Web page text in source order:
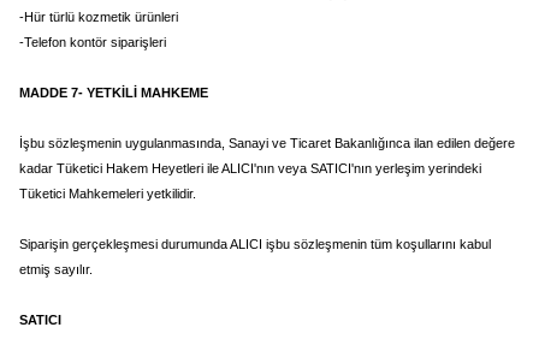
-Hür türlü kozmetik ürünleri
-Telefon kontör siparişleri
MADDE 7- YETKİLİ MAHKEME
İşbu sözleşmenin uygulanmasında, Sanayi ve Ticaret Bakanlığınca ilan edilen değere
kadar Tüketici Hakem Heyetleri ile ALICI'nın veya SATICI'nın yerleşim yerindeki
Tüketici Mahkemeleri yetkilidir.
Siparişin gerçekleşmesi durumunda ALICI işbu sözleşmenin tüm koşullarını kabul
etmiş sayılır.
SATICI